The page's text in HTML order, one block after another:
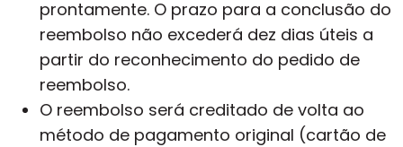
prontamente. O prazo para a conclusão do
reembolso não excederá dez dias úteis a
partir do reconhecimento do pedido de
reembolso.
O reembolso será creditado de volta ao
método de pagamento original (cartão de